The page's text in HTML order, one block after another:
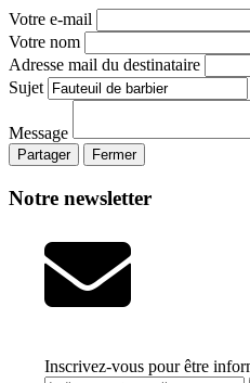
Votre e-mail
Votre nom
Adresse mail du destinataire
Sujet
Message
Partager Fermer
Notre newsletter
Inscrivez-vous pour être